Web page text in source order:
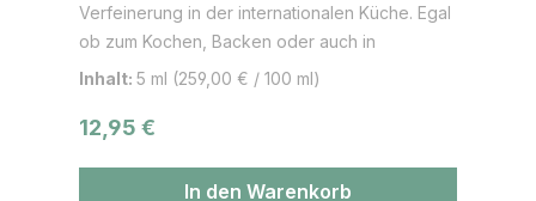
Verfeinerung in der internationalen Küche. Egal
ob zum Kochen, Backen oder auch in
Getränken, Likören verwendet – exotische und
entdeckt werden. Anwendungsbereiche:
Dressings, Fleisch, Fisch, süße und herzhafte
Inhalt: 5 ml (259,00 € / 100 ml)
Regulärer Preis:
12,95 €
In den Warenkorb